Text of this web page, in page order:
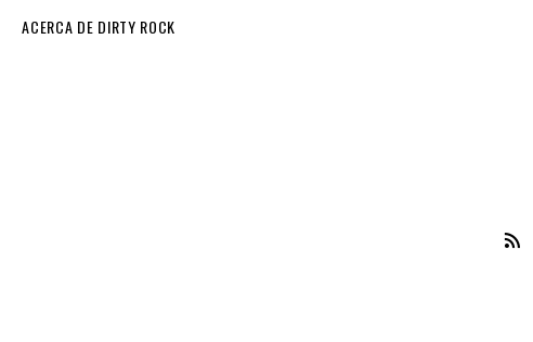
ACERCA DE DIRTY ROCK